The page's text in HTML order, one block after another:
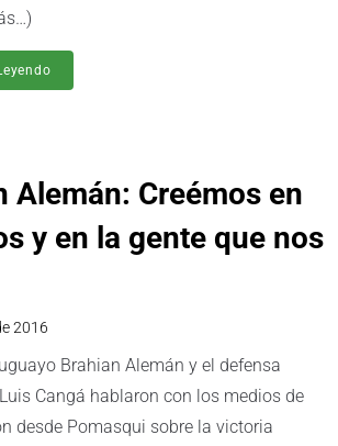
Alemán: Creémos en
y en la gente que nos
2016
Brahian Alemán y el defensa
Cangá hablaron con los medios de
desde Pomasqui sobre la victoria